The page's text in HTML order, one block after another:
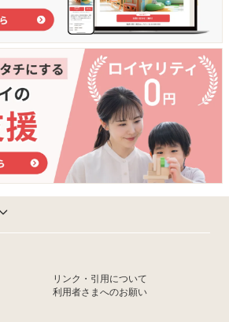
リンク・引用について
利用者さまへのお願い